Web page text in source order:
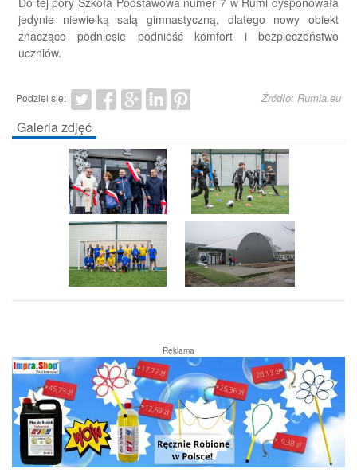
jedynie niewielką salą gimnastyczną, dlatego nowy obiekt
znacząco podniesie podnieść komfort i bezpieczeństwo
uczniów.
Podziel się: Źródło: Rumia.eu
Galeria zdjęć
Reklama